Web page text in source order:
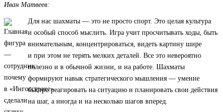
Иван Матвеев:
Для нас шахматы — это не просто спорт. Это целая культура
и особый способ мыслить. Игра учит просчитывать ходы, быть
внимательным, концентрироваться, видеть картину шире
и при этом не терять мелких деталей. Все это невероятно
полезно и в обычной жизни, и на работе. Шахматы
формируют навык стратегического мышления — умение
быстро реагировать на ситуацию и планировать свои действия
на шаг, а иногда и на несколько шагов вперед.